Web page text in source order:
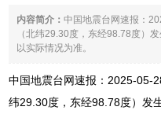
内容简介：中国地震台网速报：
（北纬29.30度，东经98.78度）
以实际情况为准。
中国地震台网速报：2025-05-
纬29.30度，东经98.78度）发